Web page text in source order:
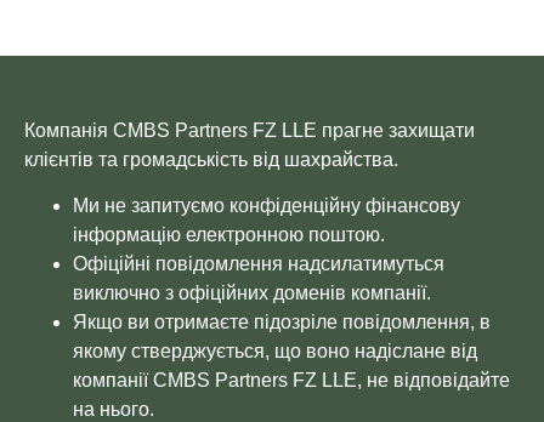
Компанія CMBS Partners FZ LLE прагне захищати
клієнтів та громадськість від шахрайства.
Ми не запитуємо конфіденційну фінансову
інформацію електронною поштою.
Офіційні повідомлення надсилатимуться
виключно з офіційних доменів компанії.
Якщо ви отримаєте підозріле повідомлення, в
якому стверджується, що воно надіслане від
компанії CMBS Partners FZ LLE, не відповідайте
на нього.